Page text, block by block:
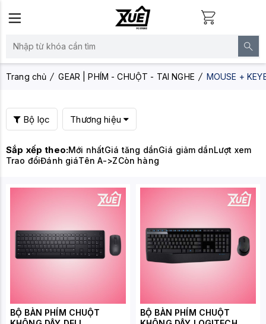
Trang chủ GEAR | PHÍM - CHUỘT - TAI NGHE MOUSE +
Bộ lọc Thương hiệu
Sắp xếp theo:Mới nhấtGiá tăng dầnGiá giảm dầnLượt xem
Trao đổiĐánh giáTên A->ZCòn hàng
BỘ BÀN PHÍM CHUỘT
BỘ BÀN PHÍM CHUỘT